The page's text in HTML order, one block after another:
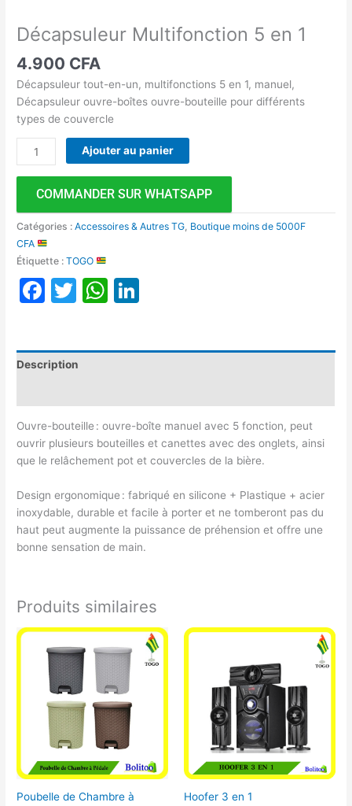
Décapsuleur Multifonction 5 en 1
4.900 CFA
Décapsuleur tout-en-un, multifonctions 5 en 1, manuel,
Décapsuleur ouvre-boîtes ouvre-bouteille pour différents
types de couvercle
Ajouter au panier
COMMANDER SUR WHATSAPP
Catégories :Accessoires & Autres TG, Boutique moins de 5000F
CFA
Étiquette :TOGO
Facebook
TwitterWhatsApp
Description
Ouvre-bouteille : ouvre-boîte manuel avec 5 fonction, peut
ouvrir plusieurs bouteilles et canettes avec des onglets, ainsi
que le relâchement pot et couvercles de la bière.
Design ergonomique : fabriqué en silicone + Plastique + acier
inoxydable, durable et facile à porter et ne tomberont pas du
haut peut augmente la puissance de préhension et offre une
bonne sensation de main.
Produits similaires
Poubelle de Chambre à
Hoofer 3 en 1